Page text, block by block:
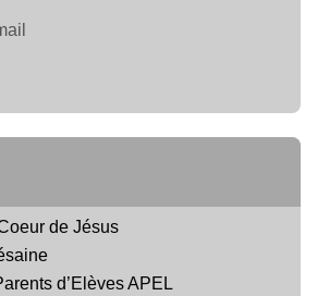
de Jésus
d’Elèves APEL